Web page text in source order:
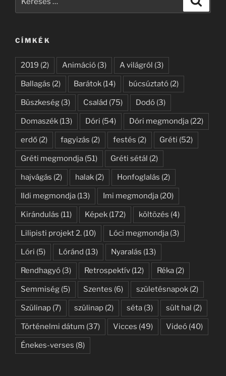
CÍMKÉK
2019 (2) Animáció (3) A világról (3)
Ballagás (2) Barátok (14) búcsúztató (2)
Büszkeség (3) Család (75) Dodó (3)
Domaszék (13) Dóri (54) Dóri megmondja (22)
erdő (2) fagyizás (2) festés (2) Gréti (52)
Gréti megmondja (51) Gréti sétál (2)
hajvágás (2) halak (2) Honfoglalás (2)
Ildi megmondja (13) Imi megmondja (20)
Kirándulás (11) Képek (172) költözés (4)
Lilipisti projekt 2. (10) Lóci megmondja (3)
Lóri (5) Lóránd (13) Nyaralás (13)
Rendhagyó (3) Retrospektív (12) Réka (2)
Semmiség (5) Szentes (6) születésnapok (2)
Szülinap (7) szülinap (2) séta (3) sült hal (2)
Történelmi dátum (37) Vicces (49) Videó (40)
Énekes-verses (8)